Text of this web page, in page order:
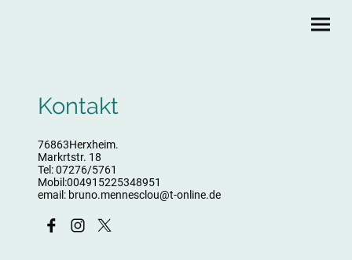
Kontakt
76863Herxheim.
Markrtstr. 18
Tel: 07276/5761
Mobil:004915225348951
email: bruno.mennesclou@t-online.de